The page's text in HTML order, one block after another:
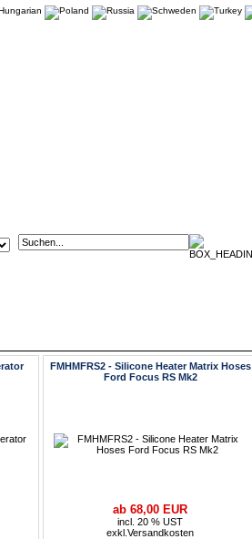
FMHMFRS2 - Silicone Heater Matrix Hoses
Ford Focus RS Mk2
ab 68,00 EUR
incl. 20 % UST
exkl. Versandkosten